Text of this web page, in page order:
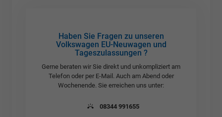
Haben Sie Fragen zu unseren
Volkswagen EU-Neuwagen und
Tageszulassungen ?
Gerne beraten wir Sie direkt und unkompliziert am
Telefon oder per E-Mail. Auch am Abend oder
Wochenende. Sie erreichen uns unter:
08344 991655